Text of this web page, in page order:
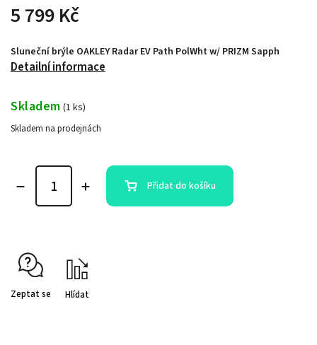
5 799 Kč
Sluneční brýle OAKLEY Radar EV Path PolWht w/ PRIZM Sapph
Detailní informace
Skladem (1 ks)
Skladem na prodejnách
Přidat do košíku
Zeptat se Hlídat